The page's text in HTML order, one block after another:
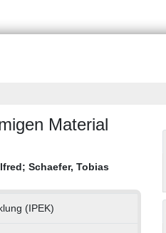
Material
; Schaefer, Tobias
(IPEK)